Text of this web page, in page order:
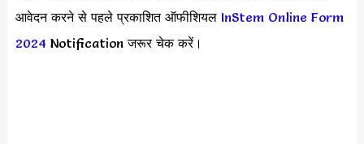
आवेदन करने से पहले प्रकाशित ऑफीशियल InStem Online Form
2024 Notification जरूर चेक करें।